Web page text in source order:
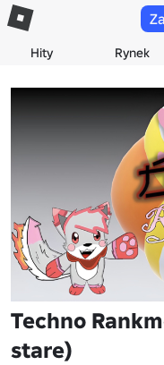
Hity Rynek
Techno
stare)